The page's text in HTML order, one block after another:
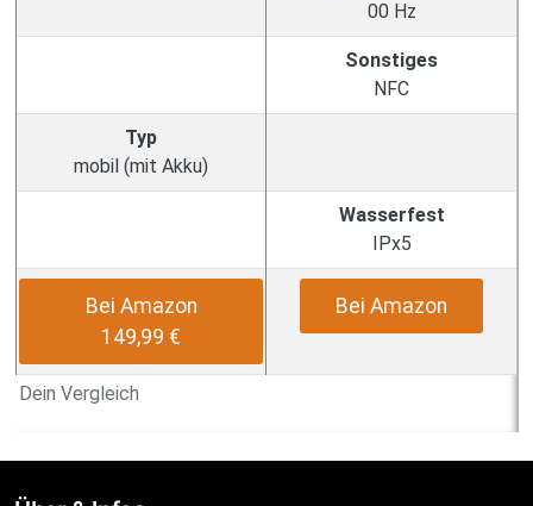
Dein Vergleich
00 Hz
Sonstiges
NFC
Typ
mobil (mit Akku)
Wasserfest
IPx5
Bei Amazon
149,99 €
Bei Amazon